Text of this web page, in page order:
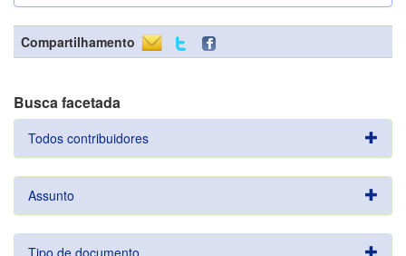
Compartilhamento
Busca facetada
Todos contribuidores
Assunto
Tipo de documento